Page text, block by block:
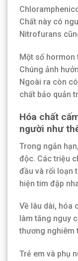
Chất này có
Nitrofurans
Một số
Chúng ảnh
Ngoài ra còn
chất bảo quản
Hóa chất
người như
Trong ngắn
độc. Các triệu
đầu và rối loạn
hiện tim đập
Về lâu dài, hóa
làm tăng nguy
thương nghiêm
Trẻ em và phụ